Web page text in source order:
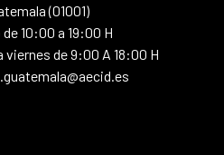
(01001)
10:00 a 19:00 H
viernes de 9:00 A 18:00 H